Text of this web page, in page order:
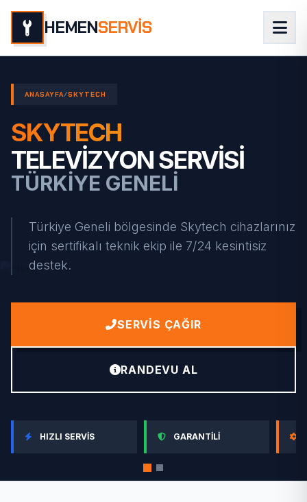
HEMENSERVİS
ANASAYFA/SKYTECH
SKYTECH
TELEVIZYON SERVISI
TÜRKIYE GENELI
Türkiye Geneli bölgesinde Skytech cihazlarınız
için sertifikalı teknik ekip ile 7/24 kesintisiz
destek.
SERVIS ÇAĞIR
RANDEVU AL
HIZLI SERVIS GARANTILI